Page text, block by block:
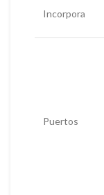
Incorpora
Puertos